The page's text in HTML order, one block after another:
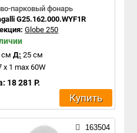
парковый фонарь
G25.162.000.WYF1R
Globe 250
см Д: 25 см
x 1 max 60W
18 281 Р.
Купить
163504